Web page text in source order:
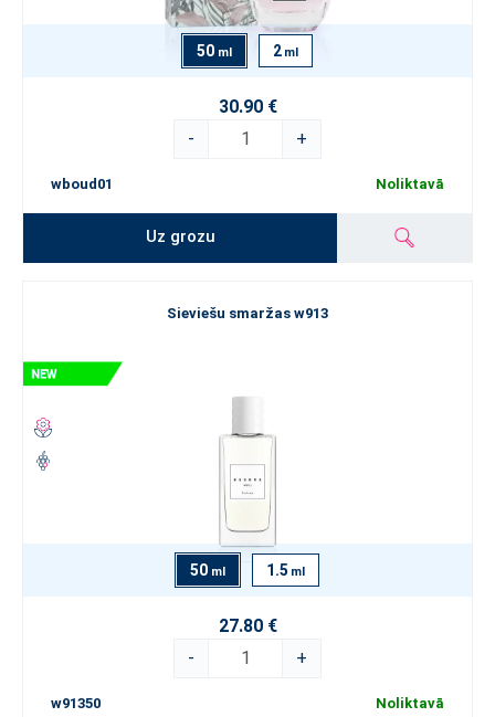
50 ml 2 ml
30.90 €
-
+
wboud01 Noliktavā
Uz grozu
Sieviešu smaržas w913
50 ml 1.5 ml
27.80 €
-
+
w91350 Noliktavā